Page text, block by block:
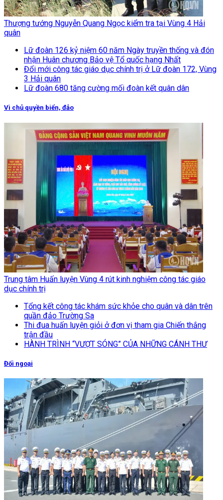
Thượng tướng Nguyễn Quang Ngọc kiểm tra tại Vùng 4 Hải
quân
Lữ đoàn 126 kỷ niệm 60 năm Ngày truyền thống và đón
nhận Huân chương Bảo vệ Tổ quốc hạng Nhất
Đổi mới công tác giáo dục chính trị ở Lữ đoàn 172, Vùng
3 Hải quân
Lữ đoàn 680 tăng cường mối đoàn kết quân dân
Vì chủ quyền biển, đảo
Trung tâm Huấn luyện Vùng 4 rút kinh nghiệm công tác giáo
dục chính trị
Tổng kết công tác khám sức khỏe cho quân và dân trên
quần đảo Trường Sa
Thi đua huấn luyện giỏi ở đơn vị tham gia Chiến thắng
trận đầu
HÀNH TRÌNH “VƯỢT SÓNG” CỦA NHỮNG CÁNH THƯ
Đối ngoại